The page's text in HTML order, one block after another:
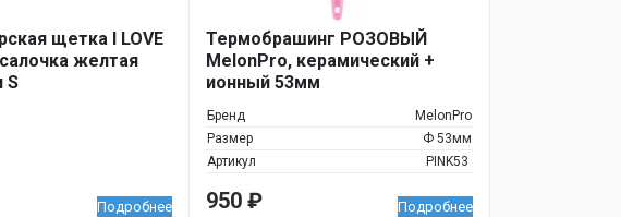
щетка I LOVE
желтая
S
Подробнее
Термобрашинг РОЗОВЫЙ
MelonPro, керамический +
ионный 53мм
Бренд
MelonPro
Размер
Ф 53мм
Артикул
PINK53
950 ₽ Подробнее